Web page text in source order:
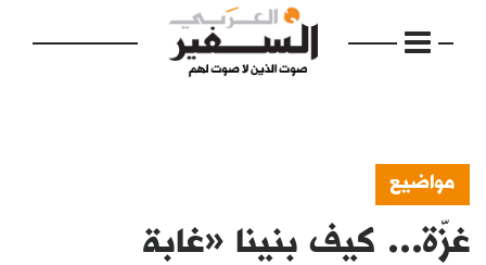
الرئيسية
مواضيع
غزّة... كيف بنينا «غابة